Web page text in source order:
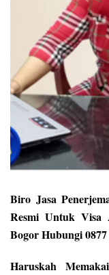
Biro Jasa
Resmi Untuk Visa
Bogor Hubungi 0877
Haruskah